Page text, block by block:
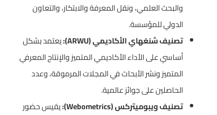
والبحث العلمي، ونقل المعرفة والابتكار، والتعاون
الدولي للمؤسسة.
تصنيف شنغهاي الأكاديمي (ARWU):
يعتمد بشكل
أساسي على الأداء الأكاديمي المتميز والإنتاج المعرفي
المتميز ونشر الأبحاث في المجلات المرموقة، وعدد
الحاصلين على جوائز عالمية.
تصنيف ويبوميتركس (Webometrics):
يقيس حضور